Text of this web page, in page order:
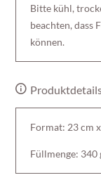
Bitte kühl,
beachten, dass
können.
Format: 23 cm
Füllmenge: 340